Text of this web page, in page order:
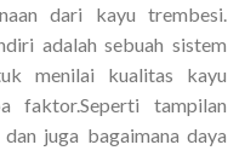
dari kayu trembesi.
adalah sebuah sistem
menilai kualitas kayu
faktor.Seperti tampilan
juga bagaimana daya